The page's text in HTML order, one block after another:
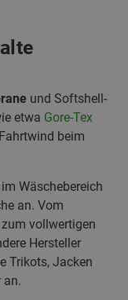
und Softshell-
etwa Gore-Tex
beim
Wäschebereich
an. Vom
vollwertigen
Hersteller
Trikots, Jacken
an.